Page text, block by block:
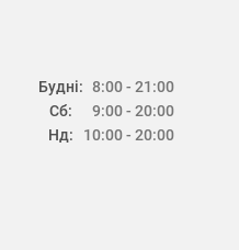
Будні:
Сб:
Нд:
8:00 - 21:00
9:00 - 20:00
10:00 - 20:00